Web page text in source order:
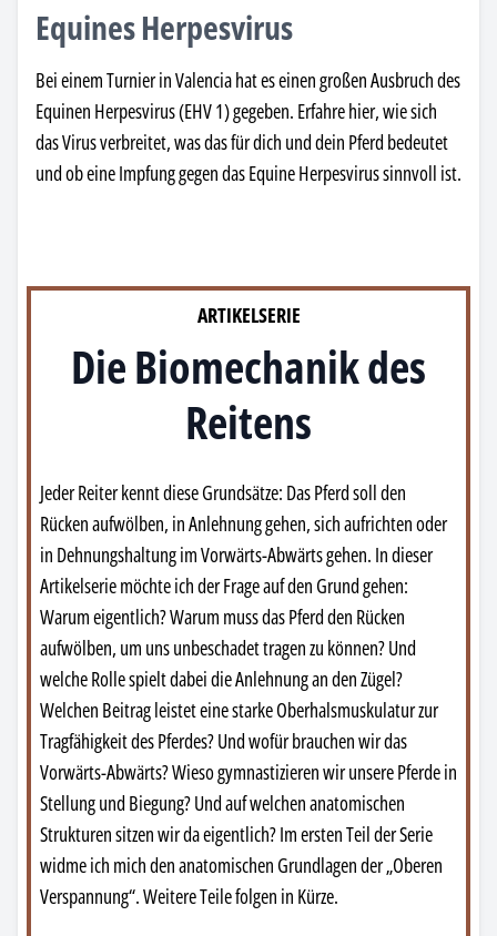
Equines Herpesvirus
Bei einem Turnier in Valencia hat es einen großen Ausbruch des
Equinen Herpesvirus (EHV 1) gegeben. Erfahre hier, wie sich
das Virus verbreitet, was das für dich und dein Pferd bedeutet
und ob eine Impfung gegen das Equine Herpesvirus sinnvoll ist.
ARTIKELSERIE
Die Biomechanik des
Reitens
Jeder Reiter kennt diese Grundsätze: Das Pferd soll den
Rücken aufwölben, in Anlehnung gehen, sich aufrichten oder
in Dehnungshaltung im Vorwärts-Abwärts gehen. In dieser
Artikelserie möchte ich der Frage auf den Grund gehen:
Warum eigentlich? Warum muss das Pferd den Rücken
aufwölben, um uns unbeschadet tragen zu können? Und
welche Rolle spielt dabei die Anlehnung an den Zügel?
Welchen Beitrag leistet eine starke Oberhalsmuskulatur zur
Tragfähigkeit des Pferdes? Und wofür brauchen wir das
Vorwärts-Abwärts? Wieso gymnastizieren wir unsere Pferde in
Stellung und Biegung? Und auf welchen anatomischen
Strukturen sitzen wir da eigentlich? Im ersten Teil der Serie
widme ich mich den anatomischen Grundlagen der „Oberen
Verspannung“. Weitere Teile folgen in Kürze.